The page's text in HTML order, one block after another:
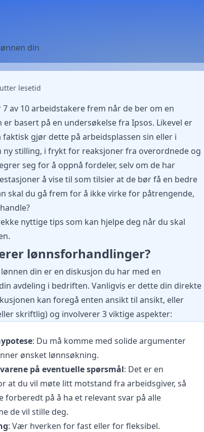
din
lesetid
7 av 10 arbeidstakere frem når de ber om en
basert på en undersøkelse fra Ipsos. Likevel er
faktisk gjør dette på arbeidsplassen sin eller i
stilling, i frykt for reaksjoner fra overordnede og
seg for å oppnå fordeler, selv om de har
å vise til som tilsier at de bør få en bedre
skal du gå frem for å ikke virke for påtrengende,
nyttige tips som kan hjelpe deg når du skal
lønnsforhandlinger?
din er en diskusjon du har med en
avdeling i bedriften. Vanligvis er dette din direkte
kan foregå enten ansikt til ansikt, eller
skriftlig) og involverer 3 viktige aspekter:
: Du må komme med solide argumenter
ønsket lønnsøkning.
på eventuelle spørsmål: Det er en
at du vil møte litt motstand fra arbeidsgiver, så
forberedt på å ha et relevant svar på alle
de vil stille deg.
: Vær hverken for fast eller for fleksibel.